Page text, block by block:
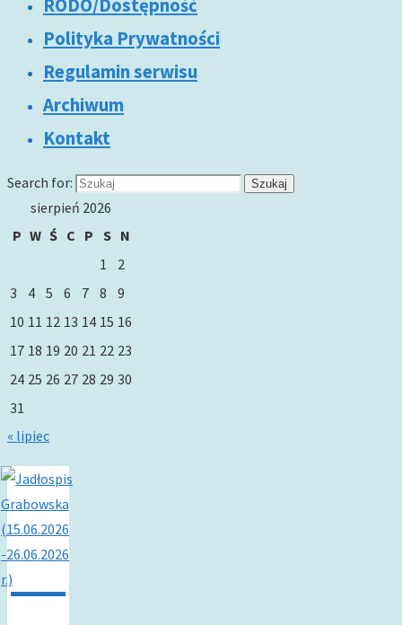
RODO/Dostępność
Polityka Prywatności
Regulamin serwisu
Archiwum
Kontakt
Search for: Szukaj
sierpień 2026
P W Ś C P S N
1
2
3
4 5 6 7 8
9
10 11 12 13 14 15 16
17 18 19 20 21 22 23
24 25 26 27 28 29 30
31
« lipiec